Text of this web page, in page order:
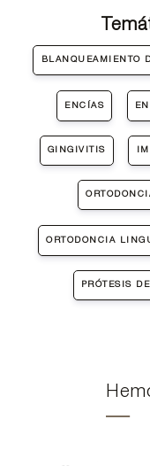
BLANQUEAMIENTO
ENCÍAS
GINGIVITIS
ORTODONCIA
PRÓTESIS